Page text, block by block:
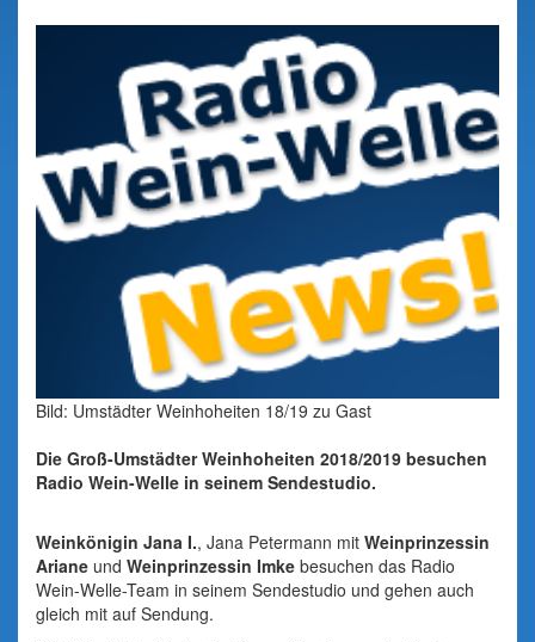
Bild: Umstädter Weinhoheiten 18/19 zu Gast
Die Groß-Umstädter Weinhoheiten 2018/2019 besuchen
Radio Wein-Welle in seinem Sendestudio.
Weinkönigin Jana I., Jana Petermann mit Weinprinzessin
Ariane und Weinprinzessin Imke besuchen das Radio
Wein-Welle-Team in seinem Sendestudio und gehen auch
gleich mit auf Sendung.